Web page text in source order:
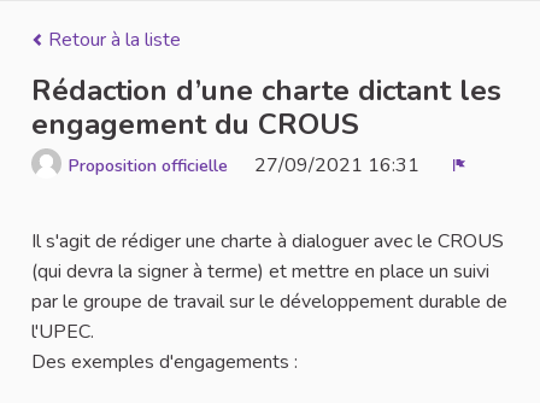
Retour à la liste
Rédaction d’une charte dictant les
engagement du CROUS
Proposition officielle 27/09/2021 16:31
Il s'agit de rédiger une charte à dialoguer avec le CROUS
(qui devra la signer à terme) et mettre en place un suivi
par le groupe de travail sur le développement durable de
l'UPEC.
Des exemples d'engagements :